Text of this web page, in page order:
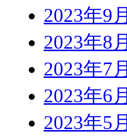
2023年9月
2023年8月
2023年7月
2023年6月
2023年5月